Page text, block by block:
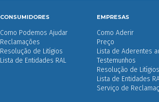
CONSUMIDORES
Como Podemos Ajudar
Reclamações
Resolução de Litígios
Lista de Entidades RAL
EMPRESAS
Como Aderir
Preço
Lista de Aderentes
Testemunhos
Resolução de Litígios
Lista de Entidades
Serviço de